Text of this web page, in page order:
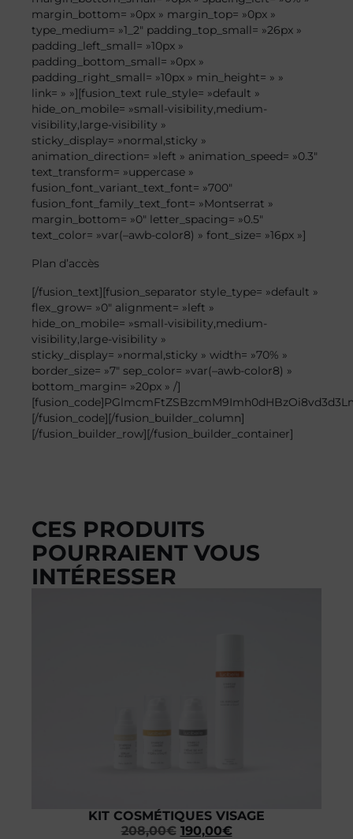
margin_bottom= »0px » margin_top= »0px »
type_medium= »1_2″ padding_top_small= »26px »
padding_left_small= »10px »
padding_bottom_small= »0px »
padding_right_small= »10px » min_height= » »
link= » »][fusion_text rule_style= »default »
hide_on_mobile= »small-visibility,medium-
visibility,large-visibility »
sticky_display= »normal,sticky »
animation_direction= »left » animation_speed= »0.3″
text_transform= »uppercase »
fusion_font_variant_text_font= »700″
fusion_font_family_text_font= »Montserrat »
margin_bottom= »0″ letter_spacing= »0.5″
text_color= »var(–awb-color8) » font_size= »16px »]
Plan d’accès
[/fusion_text][fusion_separator style_type= »default »
flex_grow= »0″ alignment= »left »
hide_on_mobile= »small-visibility,medium-
visibility,large-visibility »
sticky_display= »normal,sticky » width= »70% »
border_size= »7″ sep_color= »var(–awb-color8) »
bottom_margin= »20px » /]
[/fusion_code][/fusion_builder_column]
[/fusion_builder_row][/fusion_builder_container]
CES PRODUITS
POURRAIENT VOUS
INTÉRESSER
KIT COSMÉTIQUES VISAGE
208,00€ 190,00€